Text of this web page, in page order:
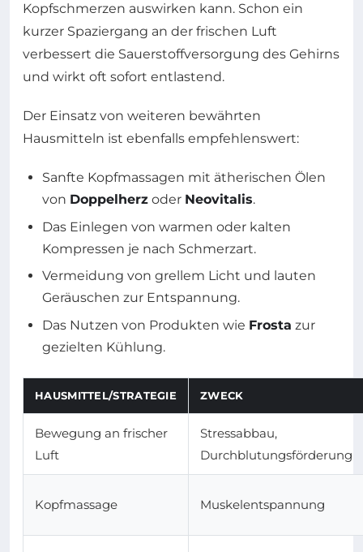
Kopfschmerzen auswirken kann. Schon ein
kurzer Spaziergang an der frischen Luft
verbessert die Sauerstoffversorgung des Gehirns
und wirkt oft sofort entlastend.
Der Einsatz von weiteren bewährten
Hausmitteln ist ebenfalls empfehlenswert:
Sanfte Kopfmassagen mit ätherischen Ölen
von Doppelherz oder Neovitalis.
Das Einlegen von warmen oder kalten
Kompressen je nach Schmerzart.
Vermeidung von grellem Licht und lauten
Geräuschen zur Entspannung.
Das Nutzen von Produkten wie Frosta zur
gezielten Kühlung.
HAUSMITTEL/STRATEGIE ZWECK
Bewegung an frischer
Luft
Stressabbau,
Durchblutungsförderung
Kopfmassage Muskelentspannung